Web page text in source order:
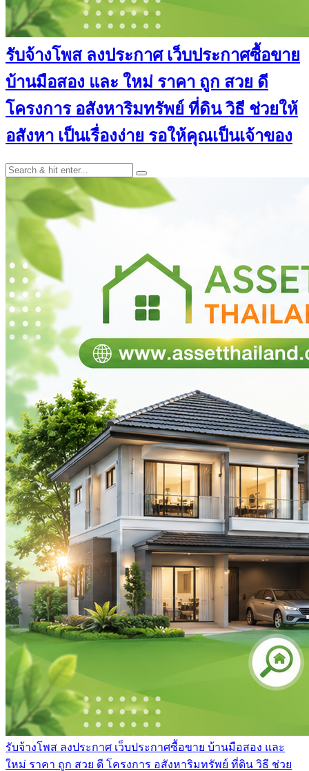
รับจ้างโพส ลงประกาศ เว็บประกาศซื้อขาย
บ้านมือสอง และ ใหม่ ราคา ถูก สวย ดี
โครงการ อสังหาริมทรัพย์ ที่ดิน วิธี ช่วยให้
อสังหา เป็นเรื่องง่าย รอให้คุณเป็นเจ้าของ
รับจ้างโพส ลงประกาศ เว็บประกาศซื้อขาย บ้านมือสอง และ
ใหม่ ราคา ถูก สวย ดี โครงการ อสังหาริมทรัพย์ ที่ดิน วิธี ช่วย